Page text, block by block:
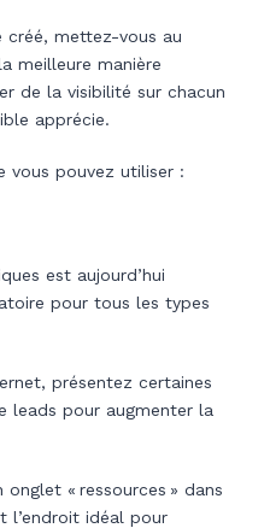
mettez-vous au
meilleure manière
de la visibilité sur chacun
apprécie.
vous pouvez utiliser :
est aujourd’hui
pour tous les types
présentez certaines
leads pour augmenter la
« ressources » dans
l’endroit idéal pour